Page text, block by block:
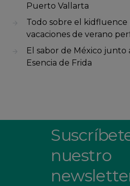
Puerto Vallarta
Todo sobre el kidfluence
vacaciones de verano
El sabor de México junto
Esencia de Frida
nuestro